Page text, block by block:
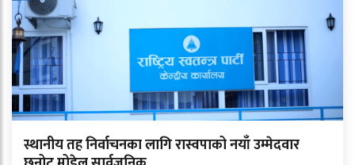
स्थानीय तह निर्वाचनका लागि रास्वपाको नयाँ उम्मेदवार